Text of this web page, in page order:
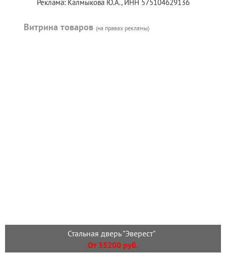
Реклама: Калмыкова Ю.А., ИНН 575104629136
Витрина товаров (на правах рекламы)
Стальная дверь "Эверест"
От 35200 руб.